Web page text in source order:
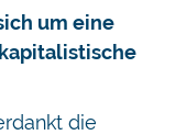
um eine
die